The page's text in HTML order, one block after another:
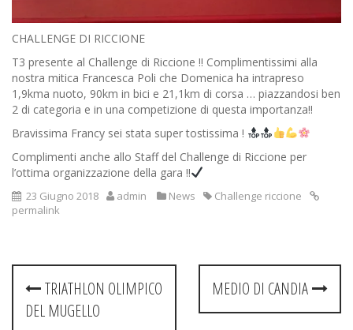
CHALLENGE DI RICCIONE
T3 presente al Challenge di Riccione !! Complimentissimi alla
nostra mitica Francesca Poli che Domenica ha intrapreso
1,9kma nuoto, 90km in bici e 21,1km di corsa … piazzandosi ben
2 di categoria e in una competizione di questa importanza!!
Bravissima Francy sei stata super tostissima !
Complimenti anche allo Staff del Challenge di Riccione per
l’ottima organizzazione della gara !!
23 Giugno 2018 admin News
Challenge riccione
permalink
Post
navigation
TRIATHLON OLIMPICO
DEL MUGELLO
MEDIO DI CANDIA